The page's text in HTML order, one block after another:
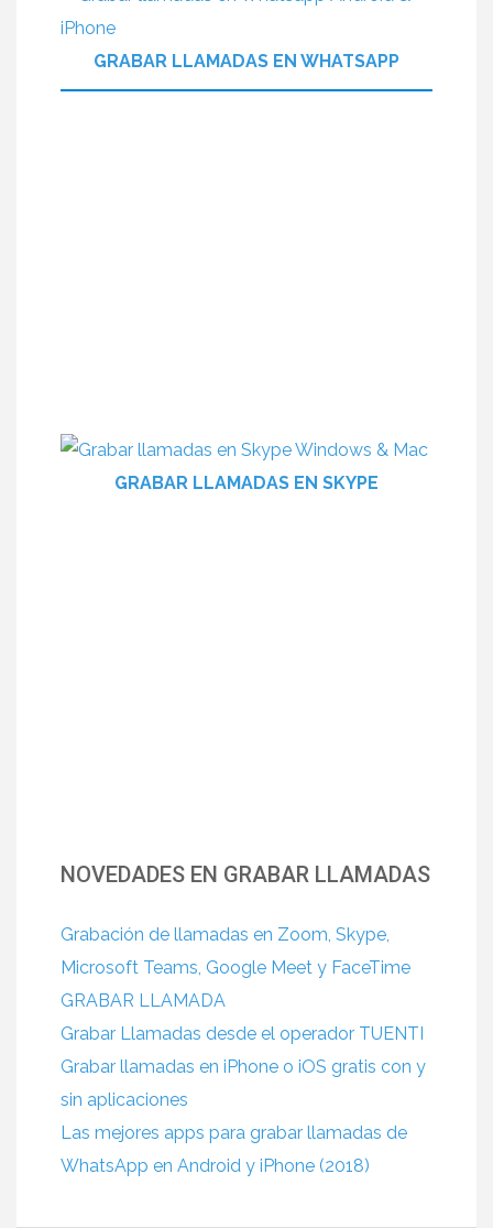
GRABAR LLAMADAS EN WHATSAPP
GRABAR LLAMADAS EN SKYPE
NOVEDADES EN GRABAR LLAMADAS
Grabación de llamadas en Zoom, Skype,
Microsoft Teams, Google Meet y FaceTime
GRABAR LLAMADA
Grabar Llamadas desde el operador TUENTI
Grabar llamadas en iPhone o iOS gratis con y
sin aplicaciones
Las mejores apps para grabar llamadas de
WhatsApp en Android y iPhone (2018)